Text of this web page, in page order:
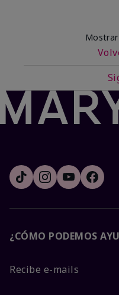
¿CÓMO PODEMOS
Recibe e-mails